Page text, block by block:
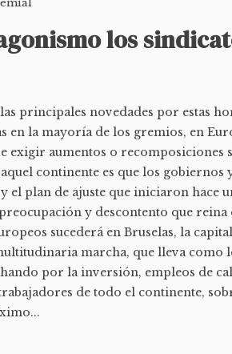
los
principales novedades por estas
en la mayoría de los gremios, en
exigir aumentos o recomposiciones
continente es que los gobiernos
el plan de ajuste que iniciaron hace
y descontento que reina
sucederá en Bruselas, la
marcha, que lleva como
por la inversión, empleos de
de todo el continente,